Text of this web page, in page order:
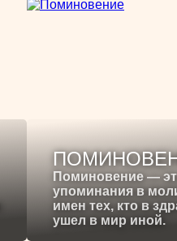
Поминовение —
упоминания в
имен тех, кто в
ушел в мир иной.